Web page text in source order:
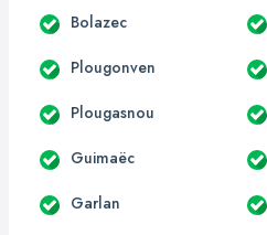
Bolazec
Plougonven
Plougasnou
Guimaëc
Garlan